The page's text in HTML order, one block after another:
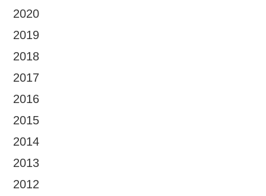
2020
2019
2018
2017
2016
2015
2014
2013
2012